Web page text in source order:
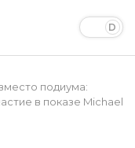
подиума:
в показе Michael